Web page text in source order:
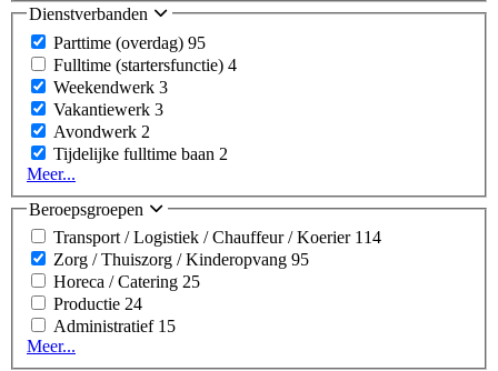
Dienstverbanden
Parttime (overdag) 95
Fulltime (startersfunctie) 4
Weekendwerk 3
Vakantiewerk 3
Avondwerk 2
Tijdelijke fulltime baan 2
Meer...
Beroepsgroepen
Transport / Logistiek / Chauffeur / Koerier 114
Zorg / Thuiszorg / Kinderopvang 95
Horeca / Catering 25
Productie 24
Administratief 15
Meer...